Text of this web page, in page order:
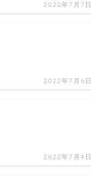
2022年7月7日
2022年7月6日
2022年7月4日